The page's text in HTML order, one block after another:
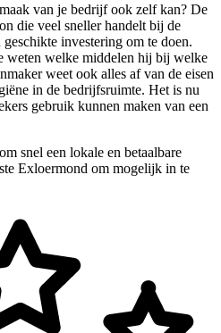
van je bedrijf ook zelf kan? De
die veel sneller handelt bij de
investering om te doen.
weten welke middelen hij bij welke
weet ook alles af van de eisen
in de bedrijfsruimte. Het is nu
gebruik kunnen maken van een
om snel een lokale en betaalbare
Exloermond om mogelijk in te